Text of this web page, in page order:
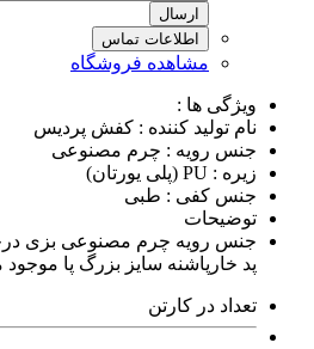
ارسال
اطلاعات تماس
مشاهده فروشگاه
ویژگی ها :
نام تولید کننده : کفش پردیس
جنس رویه : چرم مصنوعی
زیره : PU (پلی یورتان)
جنس کفی : طبی
توضیحات
جنس رویه چرم مصنوعی بزی
پد خارپاشنه سایز بزرگ پا
تعداد در کارتن